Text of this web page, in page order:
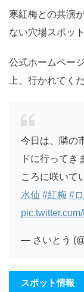
寒紅梅との共演
ない穴場スポッ
公式ホームペー
上、行かれてく
今日は、隣の
ドに行ってき
ころに咲いて
水仙 #紅梅 #
— さいとう
スポット情報